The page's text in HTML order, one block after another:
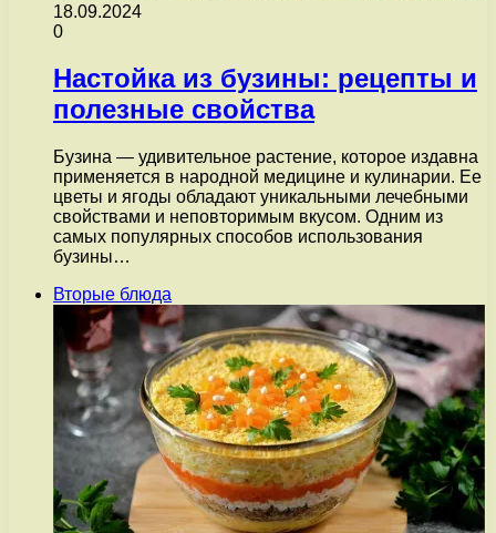
18.09.2024
0
Настойка из бузины: рецепты и
полезные свойства
Бузина — удивительное растение, которое издавна
применяется в народной медицине и кулинарии. Ее
цветы и ягоды обладают уникальными лечебными
свойствами и неповторимым вкусом. Одним из
самых популярных способов использования
бузины…
Вторые блюда